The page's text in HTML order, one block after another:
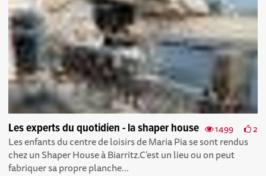
1499 2
Les experts du quotidien - la shaper house
Les enfants du centre de loisirs de Maria Pia se sont rendus
chez un Shaper House à Biarritz.C’est un lieu ou on peut
fabriquer sa propre planche...